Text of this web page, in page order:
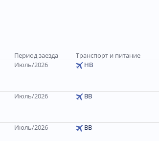
Период заезда Транспорт и питание
Июль/2026 HB
Июль/2026 ВВ
Июль/2026 ВВ